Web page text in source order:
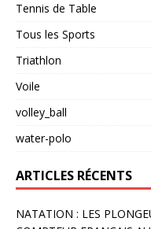
Tennis de Table
Tous les Sports
Triathlon
Voile
volley_ball
water-polo
ARTICLES RÉCENTS
NATATION : LES